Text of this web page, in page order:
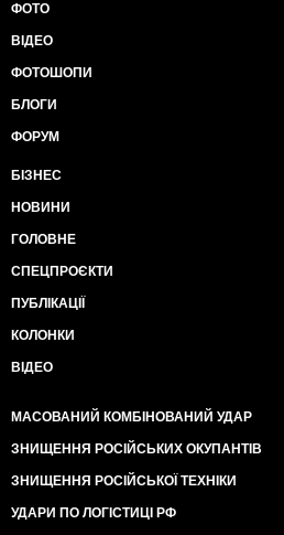
ФОТО
ВІДЕО
ФОТОШОПИ
БЛОГИ
ФОРУМ
БІЗНЕС
НОВИНИ
ГОЛОВНЕ
СПЕЦПРОЄКТИ
ПУБЛІКАЦІЇ
КОЛОНКИ
ВІДЕО
МАСОВАНИЙ КОМБІНОВАНИЙ УДАР
ЗНИЩЕННЯ РОСІЙСЬКИХ ОКУПАНТІВ
ЗНИЩЕННЯ РОСІЙСЬКОЇ ТЕХНІКИ
УДАРИ ПО ЛОГІСТИЦІ РФ